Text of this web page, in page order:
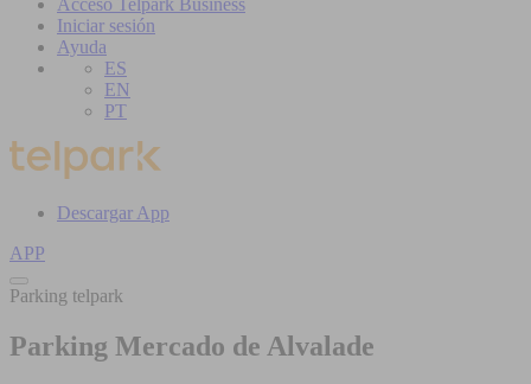
Acceso Telpark Business
Iniciar sesión
Ayuda
ES
EN
PT
Descargar App
APP
Parking telpark
Parking Mercado de Alvalade